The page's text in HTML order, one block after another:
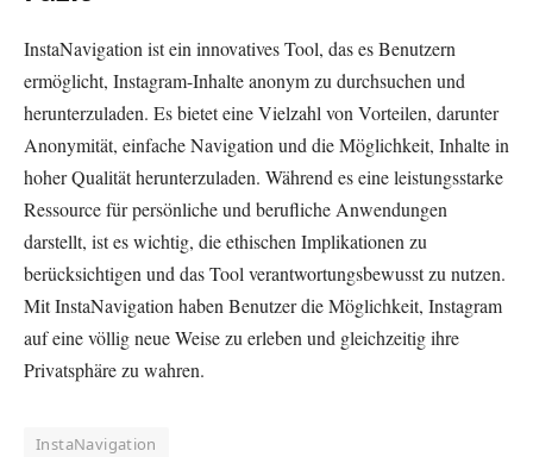
InstaNavigation ist ein innovatives Tool, das es Benutzern
ermöglicht, Instagram-Inhalte anonym zu durchsuchen und
herunterzuladen. Es bietet eine Vielzahl von Vorteilen, darunter
Anonymität, einfache Navigation und die Möglichkeit, Inhalte in
hoher Qualität herunterzuladen. Während es eine leistungsstarke
Ressource für persönliche und berufliche Anwendungen
darstellt, ist es wichtig, die ethischen Implikationen zu
berücksichtigen und das Tool verantwortungsbewusst zu nutzen.
Mit InstaNavigation haben Benutzer die Möglichkeit, Instagram
auf eine völlig neue Weise zu erleben und gleichzeitig ihre
Privatsphäre zu wahren.
InstaNavigation